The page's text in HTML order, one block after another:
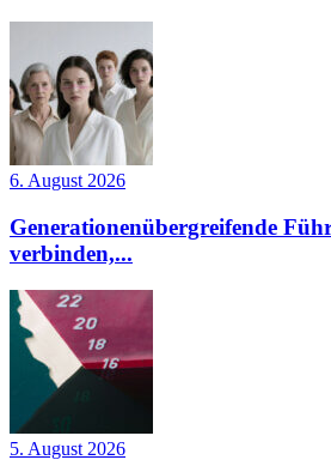
6. August 2026
Generationenübergreifende
verbinden,...
5. August 2026